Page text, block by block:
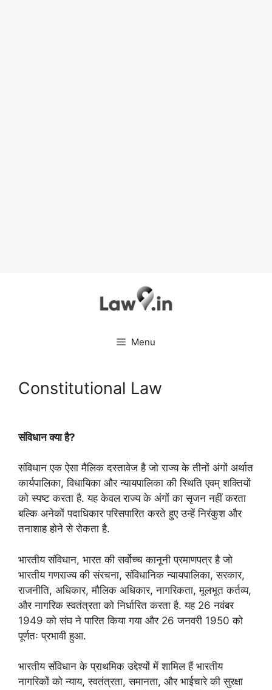
Menu
Constitutional Law
संविधान क्या है?
संविधान एक ऐसा मैलिक दस्तावेज है जो राज्य के तीनों अंगों अर्थात
कार्यपालिका, विधायिका और न्यायपालिका की स्थिति एवम् शक्तियों
को स्पष्ट करता है. यह केवल राज्य के अंगों का सृजन नहीं करता
बल्कि अनेकों पदाधिकार परिसपारित करते हुए उन्हें निरंकुश और
तनाशाह होने से रोकता है.
भारतीय संविधान, भारत की सर्वोच्च कानूनी प्रमाणपत्र है जो
भारतीय गणराज्य की संरचना, संविधानिक न्यायपालिका, सरकार,
राजनीति, अधिकार, मौलिक अधिकार, नागरिकता, मूलभूत कर्तव्य,
और नागरिक स्वतंत्रता को निर्धारित करता है. यह 26 नवंबर
1949 को संघ ने पारित किया गया और 26 जनवरी 1950 को
पूर्णतः प्रभावी हुआ.
भारतीय संविधान के प्राथमिक उद्देश्यों में शामिल हैं भारतीय
नागरिकों को न्याय, स्वतंत्रता, समानता, और भाईचारे की सुरक्षा